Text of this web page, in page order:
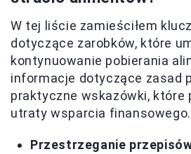
W tej liście zamieściłem
dotyczące zarobków, które
kontynuowanie pobierania
informacje dotyczące zasad
praktyczne wskazówki, które
utraty wsparcia finansowego.
Przestrzeganie